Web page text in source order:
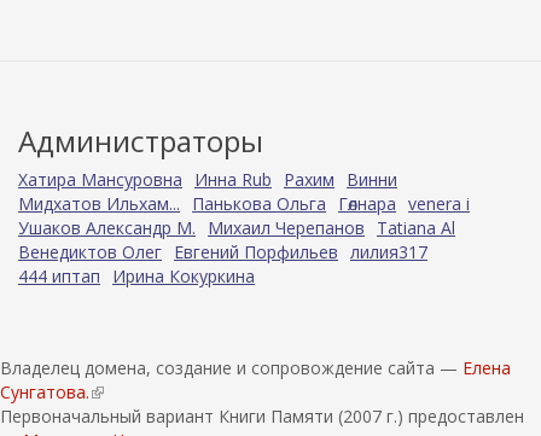
Администраторы
Хатира Мансуровна Инна Rub Рахим
Винни
Мидхатов Ильхам...
Панькова Ольга Гөлнара venera i
Ушаков Александр М.
Михаил Черепанов
Tatiana Al
Венедиктов Олег Евгений Порфильев лилия317
444 иптап
Ирина Кокуркина
Владелец домена, создание и сопровождение сайта — Елена
Сунгатова.(
в
Первоначальный вариант Книги Памяти (2007 г.) предоставлен